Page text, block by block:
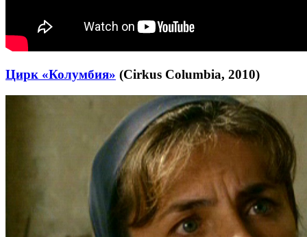
Цирк «Колумбия» (Cirkus Columbia, 2010)